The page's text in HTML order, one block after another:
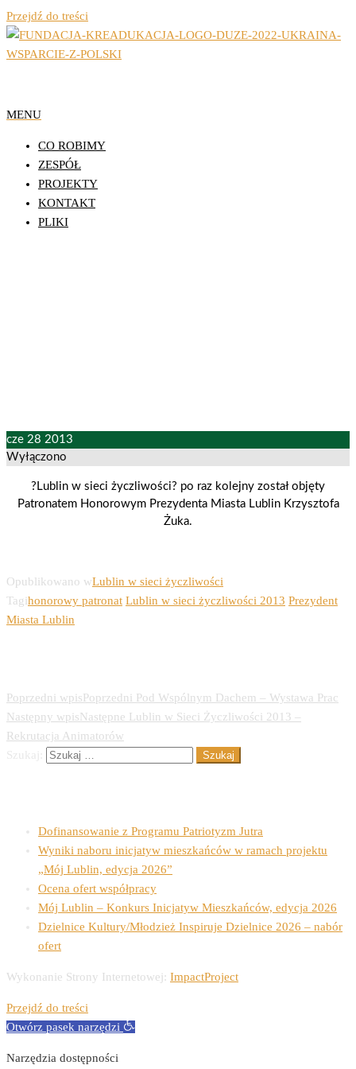
Przejdź do treści
Fundacja Działań
Edukacyjnych
KReAdukacja
MENU
CO ROBIMY
ZESPÓŁ
PROJEKTY
KONTAKT
PLIKI
cze 28 2013
Wyłączono
?Lublin w sieci życzliwości? po raz kolejny został objęty
Patronatem Honorowym Prezydenta Miasta Lublin Krzysztofa
Żuka.
Opublikowano wLublin w sieci życzliwości
Tagihonorowy patronat Lublin w sieci życzliwości 2013 Prezydent
Miasta Lublin
Poprzedni wpisPoprzedni Pod Wspólnym Dachem – Wystawa Prac
Następny wpisNastępne Lublin w Sieci Życzliwości 2013 –
Rekrutacja Animatorów
Dofinansowanie z Programu Patriotyzm Jutra
Wyniki naboru inicjatyw mieszkańców w ramach projektu
„Mój Lublin, edycja 2026”
Ocena ofert współpracy
Mój Lublin – Konkurs Inicjatyw Mieszkańców, edycja 2026
Dzielnice Kultury/Młodzież Inspiruje Dzielnice 2026 – nabór
ofert
Wykonanie Strony Internetowej: ImpactProject
Przejdź do treści
Otwórz pasek narzędzi
Narzędzia dostępności